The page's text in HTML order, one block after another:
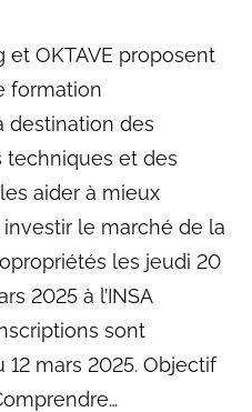
et OKTAVE proposent
formation
destination des
techniques et des
aider à mieux
le marché de la
les jeudi 20
2025 à l’INSA
sont
12 mars 2025. Objectif